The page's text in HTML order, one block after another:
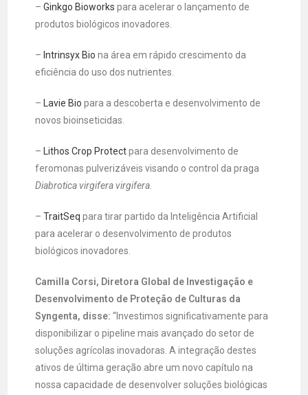
–Ginkgo Bioworks para acelerar o lançamento de
produtos biológicos inovadores.
–Intrinsyx Bio na área em rápido crescimento da
eficiência do uso dos nutrientes.
–Lavie Bio para a descoberta e desenvolvimento de
novos bioinseticidas.
–Lithos Crop Protectpara desenvolvimento de
feromonas pulverizáveis visando o control da praga
Diabrotica virgifera virgifera
–TraitSeq para tirar partido da Inteligência Artificial
para acelerar o desenvolvimento de produtos
biológicos inovadores.
Camilla Corsi, Diretora Global de Investigação e
Desenvolvimento de Proteção de Culturas da
Syngenta, disse: “Investimos significativamente para
disponibilizar o pipeline mais avançado do setor de
soluções agrícolas inovadoras. A integração destes
ativos de última geração abre um novo capítulo na
nossa capacidade de desenvolver soluções biológicas